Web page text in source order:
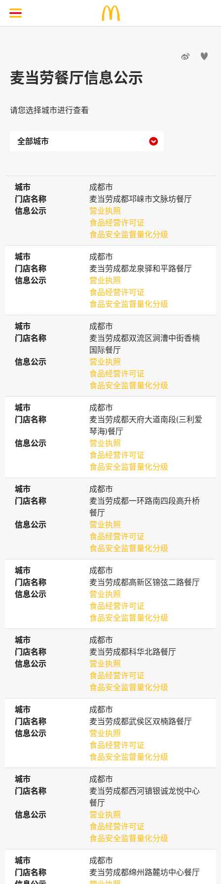
 
麦当劳餐厅信息公示
请您选择城市进行查看

城市
城市
成都市
门店名称
门店名称
麦当劳成都邛崃市文脉坊餐厅
信息公示
信息公示
营业执照
食品经营许可证
食品安全监督量化分级
城市
城市
成都市
门店名称
门店名称
麦当劳成都龙泉驿和平路餐厅
信息公示
信息公示
营业执照
食品经营许可证
食品安全监督量化分级
城市
城市
成都市
门店名称
门店名称
麦当劳成都双流区涧漕中街香楠
国际餐厅
信息公示
信息公示
营业执照
食品经营许可证
食品安全监督量化分级
城市
城市
成都市
门店名称
门店名称
麦当劳成都天府大道南段(三利爱
琴海)餐厅
信息公示
信息公示
营业执照
食品经营许可证
食品安全监督量化分级
城市
城市
成都市
门店名称
门店名称
麦当劳成都一环路南四段高升桥
餐厅
信息公示
信息公示
营业执照
食品经营许可证
食品安全监督量化分级
城市
城市
成都市
门店名称
门店名称
麦当劳成都高新区锦弦二路餐厅
信息公示
信息公示
营业执照
食品经营许可证
食品安全监督量化分级
城市
城市
成都市
门店名称
门店名称
麦当劳成都科华北路餐厅
信息公示
信息公示
营业执照
食品经营许可证
食品安全监督量化分级
城市
城市
成都市
门店名称
门店名称
麦当劳成都武侯区双楠路餐厅
信息公示
信息公示
营业执照
食品经营许可证
食品安全监督量化分级
城市
城市
成都市
门店名称
门店名称
麦当劳成都西河镇银诚龙悦中心
餐厅
信息公示
信息公示
营业执照
食品经营许可证
食品安全监督量化分级
城市
城市
成都市
门店名称
门店名称
麦当劳成都绵州路麓坊中心餐厅